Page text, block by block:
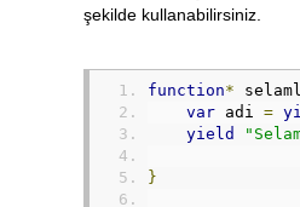
şekilde kullanabilirsiniz.
function*
var adi =
yield
}